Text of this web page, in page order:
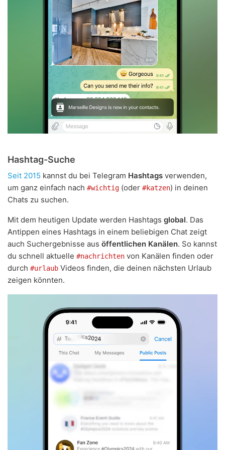
Hashtag-Suche
Seit 2015 kannst du bei Telegram Hashtags verwenden,
um ganz einfach nach #wichtig (oder #katzen) in deinen
Chats zu suchen.
Mit dem heutigen Update werden Hashtags global. Das
Antippen eines Hashtags in einem beliebigen Chat zeigt
auch Suchergebnisse aus öffentlichen Kanälen. So kannst
du schnell aktuelle #nachrichten von Kanälen finden oder
durch #urlaub Videos finden, die deinen nächsten Urlaub
zeigen könnten.